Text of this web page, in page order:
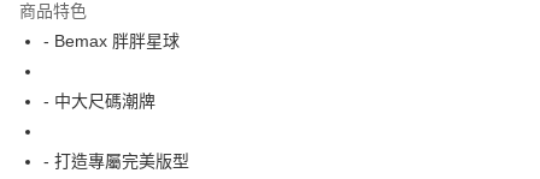
Apple Pay
街口支付
AFTEE先享後付
商品特色
- Bemax 胖胖星球
- 中大尺碼潮牌
- 打造專屬完美版型